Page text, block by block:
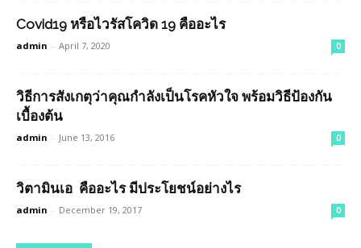
Covid19 หรือไวรัสโควิด 19 คืออะไร
admin - April 7, 2020 0
วิธีการสังเกตุว่าคุณกำลังเป็นโรคหัวใจ พร้อมวิธีป้องกัน
เบื้องต้น
admin - June 13, 2016 0
วิตามินเอ คืออะไร มีประโยชน์อย่างไร
admin - December 19, 2017 0